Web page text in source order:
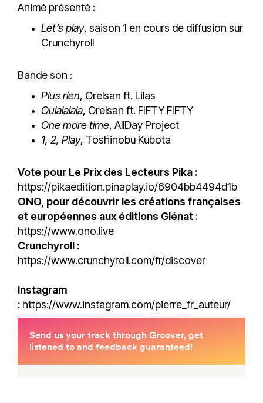
Animé présenté :
Let’s play, saison 1 en cours de diffusion sur
Crunchyroll
Bande son :
Plus rien, Orelsan ft. Lilas
Oulalalala, Orelsan ft. FIFTY FIFTY
One more time, AllDay Project
1, 2, Play, Toshinobu Kubota
Vote pour Le Prix des Lecteurs Pika :
https://pikaedition.pinaplay.io/6904bb4494d1b
ONO, pour découvrir les créations françaises
et européennes aux éditions Glénat :
https://www.ono.live
Crunchyroll :
https://www.crunchyroll.com/fr/discover
Instagram
: https://www.instagram.com/pierre_fr_auteur/